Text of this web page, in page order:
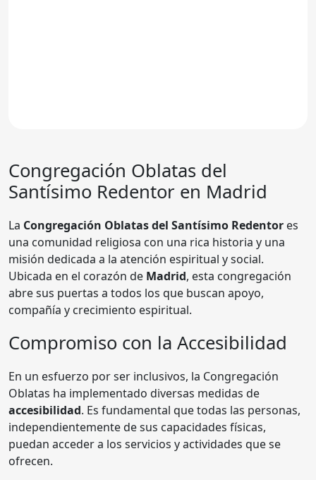
Congregación Oblatas del
Santísimo Redentor en Madrid
La Congregación Oblatas del Santísimo Redentor es
una comunidad religiosa con una rica historia y una
misión dedicada a la atención espiritual y social.
Ubicada en el corazón de Madrid, esta congregación
abre sus puertas a todos los que buscan apoyo,
compañía y crecimiento espiritual.
Compromiso con la Accesibilidad
En un esfuerzo por ser inclusivos, la Congregación
Oblatas ha implementado diversas medidas de
accesibilidad. Es fundamental que todas las personas,
independientemente de sus capacidades físicas,
puedan acceder a los servicios y actividades que se
ofrecen.